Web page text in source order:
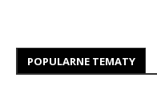
POPULARNE TEMATY